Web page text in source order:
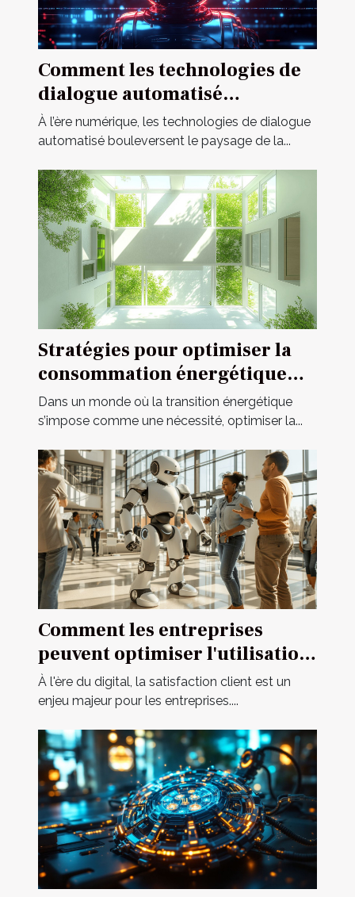
Comment les technologies de
dialogue automatisé
révolutionnent-elles la
communication en ligne ?
À l’ère numérique, les technologies de dialogue
automatisé bouleversent le paysage de la...
Stratégies pour optimiser la
consommation énergétique
dans l'habitat moderne
Dans un monde où la transition énergétique
s’impose comme une nécessité, optimiser la...
Comment les entreprises
peuvent optimiser l'utilisation
d'assistants IA pour le service
client
À l'ère du digital, la satisfaction client est un
enjeu majeur pour les entreprises....